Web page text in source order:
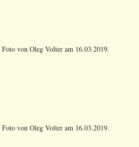
von Oleg Volter am 16.03.2019.
von Oleg Volter am 16.03.2019.